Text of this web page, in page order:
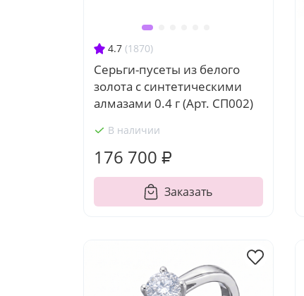
4.7 (1870)
Серьги-пусеты из белого
золота с синтетическими
алмазами 0.4 г (Арт. СП002)
В наличии
176 700 ₽
Заказать